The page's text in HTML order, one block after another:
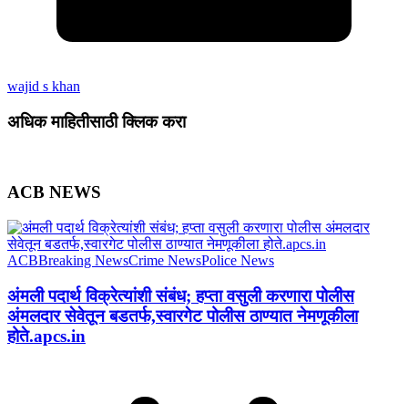
wajid s khan
अधिक माहितीसाठी क्लिक करा
ACB NEWS
ACBBreaking NewsCrime NewsPolice News
अंमली पदार्थ विक्रेत्यांशी संबंध; हप्ता वसुली करणारा पोलीस
अंमलदार सेवेतून बडतर्फ,स्वारगेट पोलीस ठाण्यात नेमणूकीला
होते.apcs.in